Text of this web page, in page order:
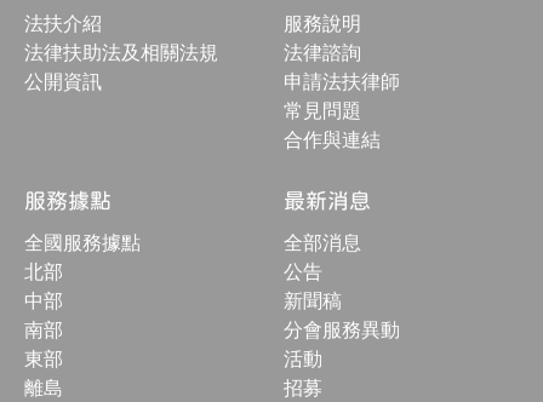
合
按
鈕
法扶介紹
法律扶助法及相關法規
公開資訊
服務說明
法律諮詢
申請法扶律師
常見問題
合作與連結
服務據點
全國服務據點
北部
中部
南部
東部
離島
最新消息
全部消息
公告
新聞稿
分會服務異動
活動
招募